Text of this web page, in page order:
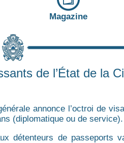
Magazine
de l’État de la
annonce l’octroi de
(diplomatique ou de service).
détenteurs de